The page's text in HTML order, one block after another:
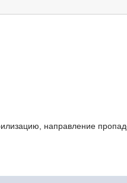
направление